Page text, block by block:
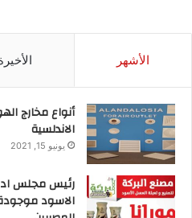
c
e
b
o
o
k
st
o
d
o
n
ai
ar
الأشهر
أنواع مخارج
الاندلسية
يونيو 15, 2021
رئيس مجلس
الاسود